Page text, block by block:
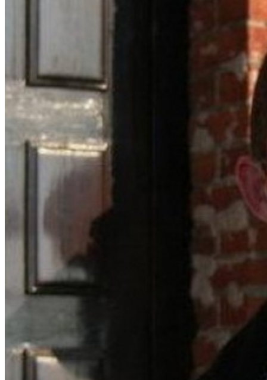
привлекательным, поэтому он делает привлекательной дорогу